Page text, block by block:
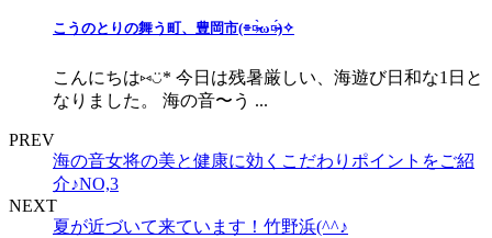
こうのとりの舞う町、豊岡市(⌯︎¤̴̶̷̀ω¤̴̶̷́)✧︎
こんにちは⑅◡̈* 今日は残暑厳しい、海遊び日和な1日と
なりました。 海の音〜う ...
PREV
海の音女将の美と健康に効くこだわりポイントをご紹
介♪NO,3
NEXT
夏が近づいて来ています！竹野浜(^^♪